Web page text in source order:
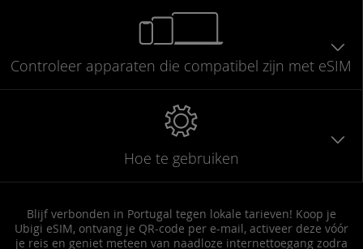
Controleer apparaten die compatibel zijn met eSIM
Hoe te gebruiken
Blijf verbonden in Portugal tegen lokale tarieven! Koop je
Ubigi eSIM, ontvang je QR-code per e-mail, activeer deze vóór
je reis en geniet meteen van naadloze internettoegang zodra